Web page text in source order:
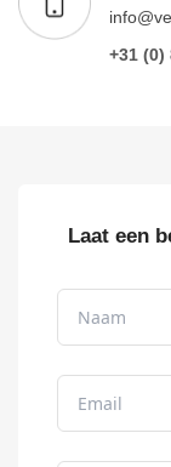
+31 (0)
Laat een